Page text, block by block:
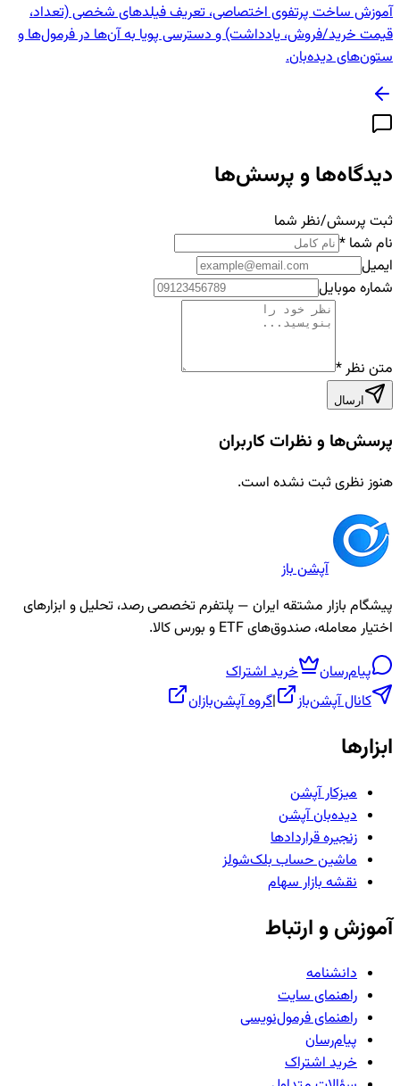
آموزش ساخت پرتفوی اختصاصی، تعریف فیلدهای شخصی (تعداد،
قیمت خرید/فروش، یادداشت) و دسترسی پویا به آن‌ها در فرمول‌ها و
ستون‌های دیده‌بان.
دیدگاه‌ها و پرسش‌ها
ثبت پرسش/نظر شما
نام شما *
ایمیل
شماره موبایل
متن نظر*
ارسال
پرسش‌ها و نظرات کاربران
هنوز نظری ثبت نشده است.
آپشن باز
پیشگام بازار مشتقه ایران — پلتفرم تخصصی رصد، تحلیل و ابزارهای
اختیار معامله، صندوق‌های ETF و بورس کالا.
پیام‌رسان
خرید اشتراک
کانال آپشن‌باز
|گروه آپشن‌بازان
ابزارها
میزکار آپشن
دیده‌بان آپشن
زنجیره قراردادها
ماشین حساب بلک‌شولز
نقشه بازار سهام
آموزش و ارتباط
دانشنامه
راهنمای سایت
راهنمای فرمول‌نویسی
پیام‌رسان
خرید اشتراک